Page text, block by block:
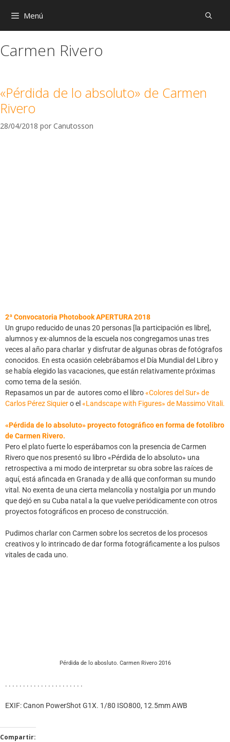
Menú
Carmen Rivero
«Pérdida de lo absoluto» de Carmen
Rivero
28/04/2018 por Canutosson
2ª Convocatoria Photobook APERTURA 2018
Un grupo reducido de unas 20 personas [la participación es libre],
alumnos y ex-alumnos de la escuela nos congregamos unas tres
veces al año para charlar y disfrutar de algunas obras de fotógrafos
conocidos. En esta ocasión celebrábamos el Día Mundial del Libro y
se había elegido las vacaciones, que están relativamente próximas
como tema de la sesión.
Repasamos un par de autores como el libro«Colores del Sur» de
Carlos Pérez Siquiero el «Landscape with Figures» de Massimo Vitali.
«Pérdida de lo absoluto» proyecto fotográfico en forma de fotolibro
de Carmen Rivero.
Pero el plato fuerte lo esperábamos con la presencia de Carmen
Rivero que nos presentó su libro «Pérdida de lo absoluto» una
retrospectiva a mi modo de interpretar su obra sobre las raíces de
aquí, está afincada en Granada y de allá que conforman su mundo
vital. No exenta de una cierta melancolía y nostalgia por un mundo
que dejó en su Cuba natal a la que vuelve periódicamente con otros
proyectos fotográficos en proceso de construcción.
Pudimos charlar con Carmen sobre los secretos de los procesos
creativos y lo intrincado de dar forma fotográficamente a los pulsos
vitales de cada uno.
Pérdida de lo abosluto. Carmen Rivero 2016
. . . . . . . . . . . . . . . . . . . . . .
EXIF: Canon PowerShot G1X. 1/80 ISO800, 12.5mm AWB
Compartir: